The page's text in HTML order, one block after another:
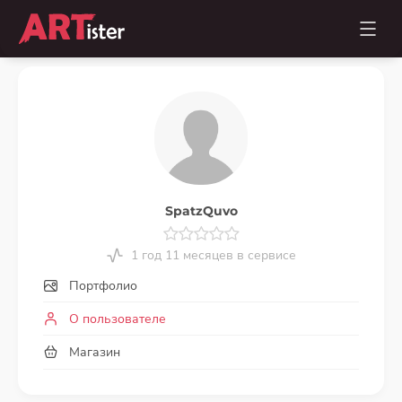
SpatzQuvo
1 год 11 месяцев в сервисе
Портфолио
О пользователе
Магазин